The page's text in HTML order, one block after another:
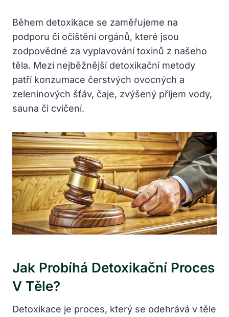
Během detoxikace se⁤ zaměřujeme na
podporu či ‍očištění orgánů, které jsou
zodpovědné‌ za vyplavování ‍toxinů z našeho
těla. Mezi ‌nejběžnější detoxikační metody
patří konzumace čerstvých ovocných a ​
zeleninových šťáv,⁢ čaje, zvýšený příjem ⁣vody,
sauna či ‍cvičení.
Jak Probíhá Detoxikační Proces
V Těle?
Detoxikace je proces, který se odehrává v těle